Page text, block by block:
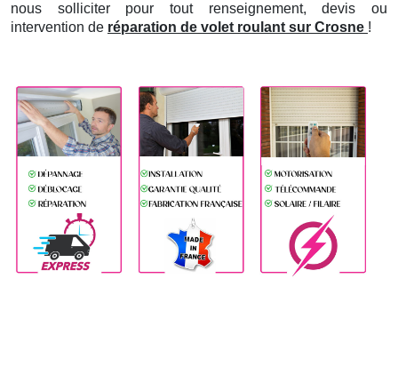
nous solliciter pour tout renseignement, devis ou
intervention de réparation de volet roulant sur Crosne !